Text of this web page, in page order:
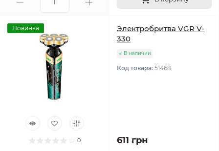
Новинка
0
Электробритва VGR V-
330
В наличии
Код товара: 51468
611 грн